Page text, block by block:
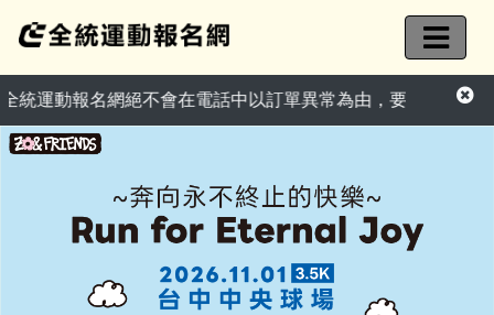
網絕不會在電話中以訂單異常為由，要求您提供信用卡資